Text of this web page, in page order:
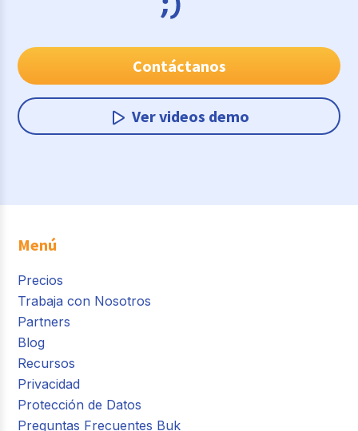
Contáctanos
Ver videos demo
Menú
Precios
Trabaja con Nosotros
Partners
Blog
Recursos
Privacidad
Protección de Datos
Preguntas Frecuentes Buk